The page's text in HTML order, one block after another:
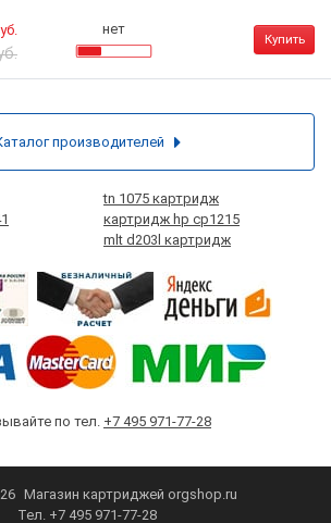
нет
Купить
tn 1075 картридж
картридж hp cp1215
mlt d203l картридж
по тел. +7 495 971-77-28
Магазин картриджей orgshop.ru
Тел. +7 495 971-77-28